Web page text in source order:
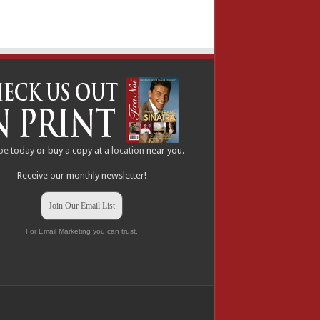
today or buy a copy at alocation near you.
Receive our monthly newsletter!
Join Our Email List
For Email Marketing you can trust.